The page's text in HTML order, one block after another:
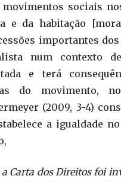
movimentos sociais
e da habitação
importantes
num contexto
e terá
do movimento,
(2009, 3-4)
a igualdade
Carta dos Direitos foi